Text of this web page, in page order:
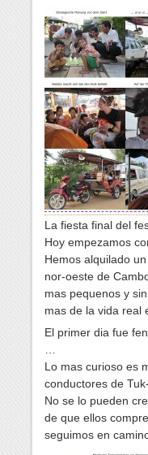
La fiesta final del
Hoy empezamos
Hemos alquilado
nor-oeste de
mas pequenos y
mas de la vida real
El primer dia fue
Lo mas curioso es
conductores de
No se lo pueden
de que ellos
seguimos en